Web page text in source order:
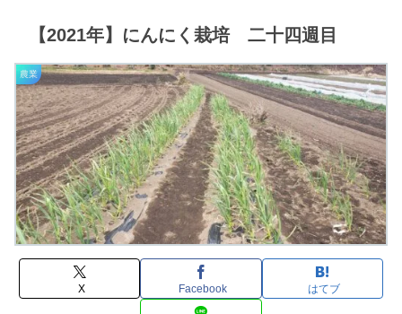
【2021年】にんにく栽培 二十四週目
農業
X Facebook はてブ